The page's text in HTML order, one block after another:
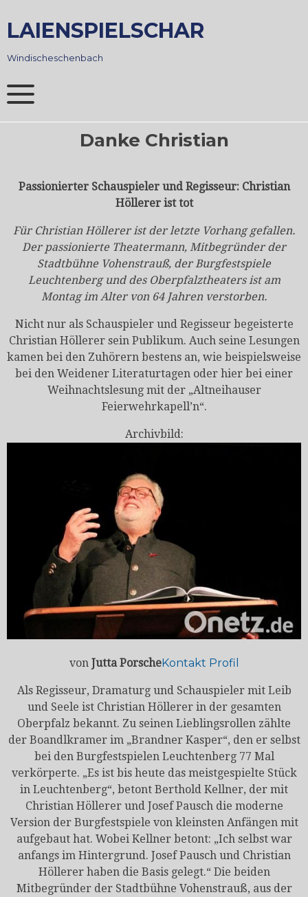
to
content
LAIENSPIELSCHAR
Windischeschenbach
Danke Christian
Passionierter Schauspieler und Regisseur: Christian
Höllerer ist tot
Für Christian Höllerer ist der letzte Vorhang gefallen.
Der passionierte Theatermann, Mitbegründer der
Stadtbühne Vohenstrauß, der Burgfestspiele
Leuchtenberg und des Oberpfalztheaters ist am
Montag im Alter von 64 Jahren verstorben.
Nicht nur als Schauspieler und Regisseur begeisterte
Christian Höllerer sein Publikum. Auch seine Lesungen
kamen bei den Zuhörern bestens an, wie beispielsweise
bei den Weidener Literaturtagen oder hier bei einer
Weihnachtslesung mit der „Altneihauser
Feierwehrkapell’n“.
Archivbild:
von Jutta PorscheKontakt Profil
Als Regisseur, Dramaturg und Schauspieler mit Leib
und Seele ist Christian Höllerer in der gesamten
Oberpfalz bekannt. Zu seinen Lieblingsrollen zählte
der Boandlkramer im „Brandner Kasper“, den er selbst
bei den Burgfestspielen Leuchtenberg 77 Mal
verkörperte. „Es ist bis heute das meistgespielte Stück
in Leuchtenberg“, betont Berthold Kellner, der mit
Christian Höllerer und Josef Pausch die moderne
Version der Burgfestspiele von kleinsten Anfängen mit
aufgebaut hat. Wobei Kellner betont: „Ich selbst war
anfangs im Hintergrund. Josef Pausch und Christian
Höllerer haben die Basis gelegt.“ Die beiden
Mitbegründer der Stadtbühne Vohenstrauß, aus der